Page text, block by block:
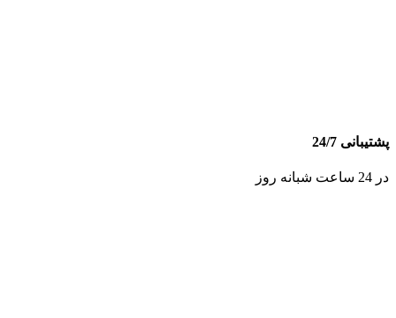
پشتیبانی 24/7
در 24 ساعت شبانه روز